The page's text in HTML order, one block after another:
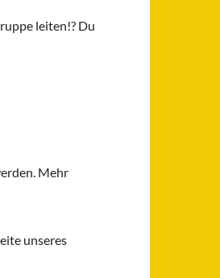
leiten!? Du
Mehr
unseres